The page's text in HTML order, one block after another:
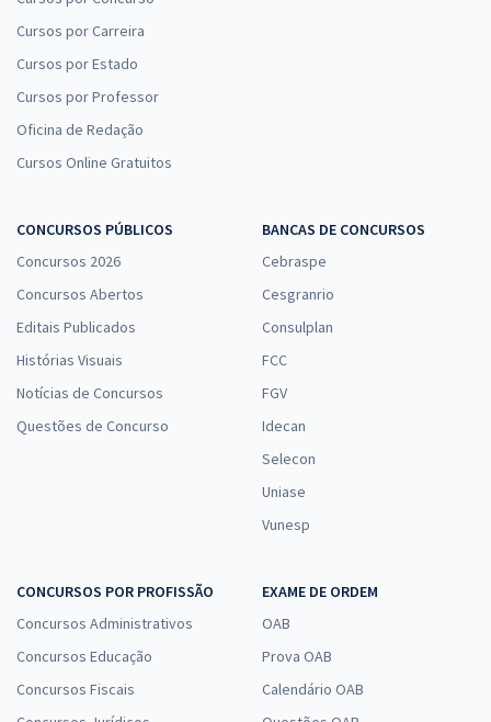
Cursos por Carreira
Cursos por Estado
Cursos por Professor
Oficina de Redação
Cursos Online Gratuitos
CONCURSOS PÚBLICOS
Concursos 2026
Concursos Abertos
Editais Publicados
Histórias Visuais
Notícias de Concursos
Questões de Concurso
BANCAS DE CONCURSOS
Cebraspe
Cesgranrio
Consulplan
FCC
FGV
Idecan
Selecon
Uniase
Vunesp
CONCURSOS POR PROFISSÃO
Concursos Administrativos
Concursos Educação
Concursos Fiscais
EXAME DE ORDEM
OAB
Prova OAB
Calendário OAB